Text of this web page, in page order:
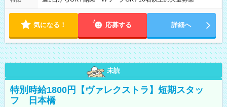
気になる！ 応募する 詳細へ
未読
特別時給1800円【ヴァレクストラ】短期スタッ
フ 日本橋